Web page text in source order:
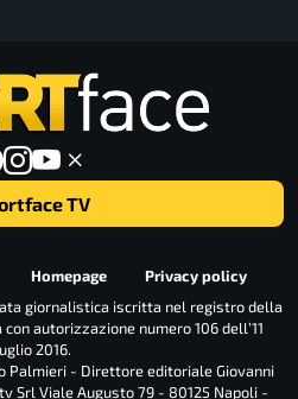
TV
Homepage
Privacy policy
giornalistica iscritta nel registro della
autorizzazione numero 106 dell’11
2016.
Palmieri - Direttore editoriale Giovanni
Srl Viale Augusto 79 - 80125 Napoli -